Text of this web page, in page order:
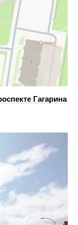
Гагарина